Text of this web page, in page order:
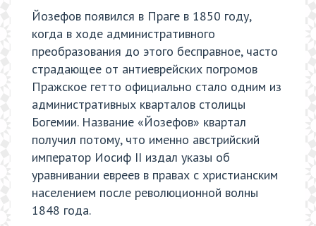
Йозефов появился в Праге в 1850 году,
когда в ходе административного
преобразования до этого бесправное, часто
страдающее от антиеврейских погромов
Пражское гетто официально стало одним из
административных кварталов столицы
Богемии. Название «Йозефов» квартал
получил потому, что именно австрийский
император Иосиф II издал указы об
уравнивании евреев в правах с христианским
населением после революционной волны
1848 года.